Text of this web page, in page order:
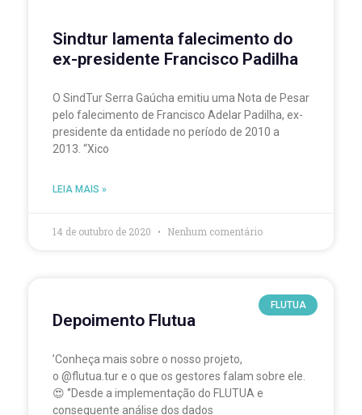
Sindtur lamenta falecimento do
ex-presidente Francisco Padilha
O SindTur Serra Gaúcha emitiu uma Nota de Pesar
pelo falecimento de Francisco Adelar Padilha, ex-
presidente da entidade no período de 2010 a
2013. “Xico
LEIA MAIS »
14 de outubro de 2020 Nenhum comentário
FLUTUA
Depoimento Flutua
’Conheça mais sobre o nosso projeto,
o @flutua.tur e o que os gestores falam sobre ele.
😍 ‘’Desde a implementação do FLUTUA e
consequente análise dos dados